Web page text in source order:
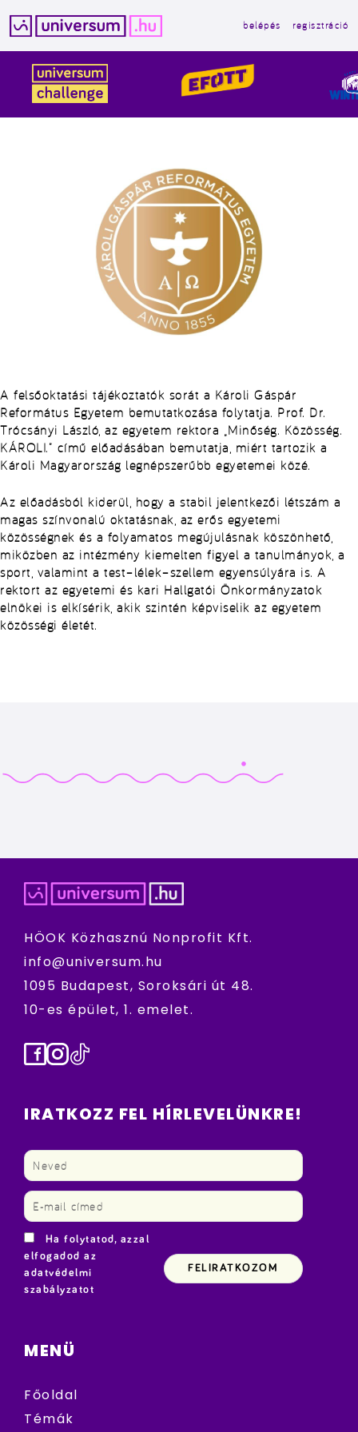
tartalomba
belépés regisztráció
A felsőoktatási tájékoztatók sorát a Károli Gáspár
Református Egyetem bemutatkozása folytatja. Prof. Dr.
Trócsányi László, az egyetem rektora „Minőség. Közösség.
KÁROLI.” című előadásában bemutatja, miért tartozik a
Károli Magyarország legnépszerűbb egyetemei közé.
Az előadásból kiderül, hogy a stabil jelentkezői létszám a
magas színvonalú oktatásnak, az erős egyetemi
közösségnek és a folyamatos megújulásnak köszönhető,
miközben az intézmény kiemelten figyel a tanulmányok, a
sport, valamint a test–lélek–szellem egyensúlyára is. A
rektort az egyetemi és kari Hallgatói Önkormányzatok
elnökei is elkísérik, akik szintén képviselik az egyetem
közösségi életét.
HÖOK Közhasznú Nonprofit Kft.
info@universum.hu
1095 Budapest, Soroksári út 48.
10-es épület, 1. emelet.
Facebook
Instagram
TikTok
IRATKOZZ FEL HÍRLEVELÜNKRE!
Ha folytatod, azzal
elfogadod az
adatvédelmi
szabályzatot
MENÜ
Főoldal
Témák